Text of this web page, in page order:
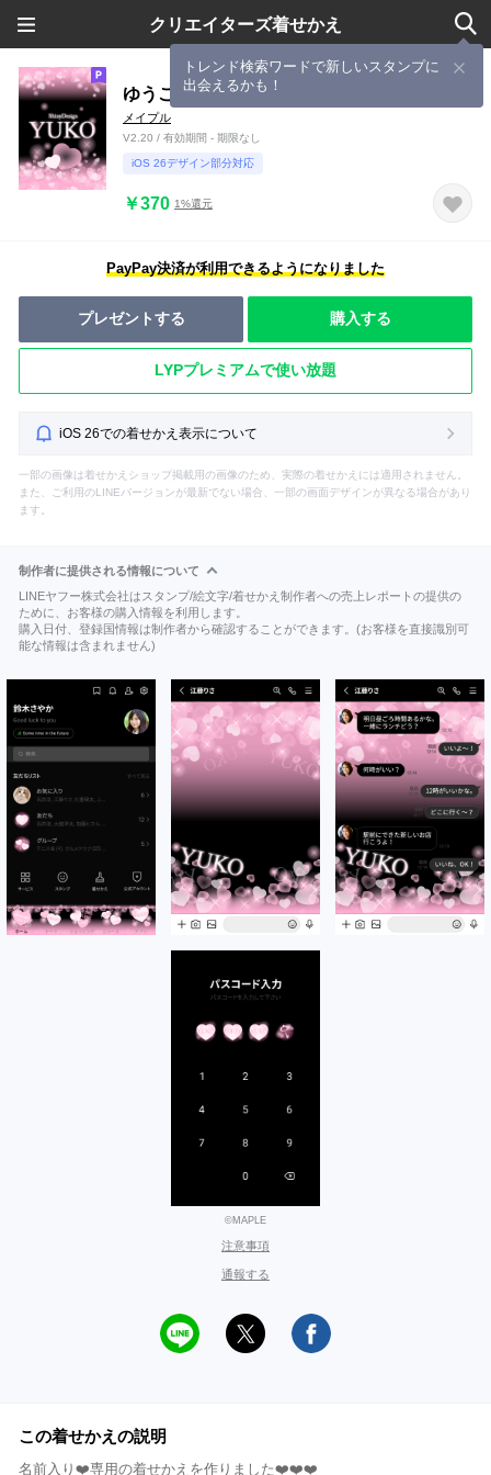
クリエイターズ着せかえ
トレンド検索ワードで新しいスタンプに
出会えるかも！
ゆうこ専用❤️の着せかえ
メイプル
V2.20 / 有効期間 - 期限なし
iOS 26デザイン部分対応
￥370 1%還元
PayPay決済が利用できるようになりました
プレゼントする 購入する
LYPプレミアムで使い放題
iOS 26での着せかえ表示について
一部の画像は着せかえショップ掲載用の画像のため、実際の着せかえには適用されません。
また、ご利用のLINEバージョンが最新でない場合、一部の画面デザインが異なる場合があり
ます。
制作者に提供される情報について
LINEヤフー株式会社はスタンプ/絵文字/着せかえ制作者への売上レポートの提供の
ために、お客様の購入情報を利用します。
購入日付、登録国情報は制作者から確認することができます。(お客様を直接識別可
能な情報は含まれません)
©MAPLE
注意事項
通報する
この着せかえの説明
名前入り❤️専用の着せかえを作りました❤️❤️❤️